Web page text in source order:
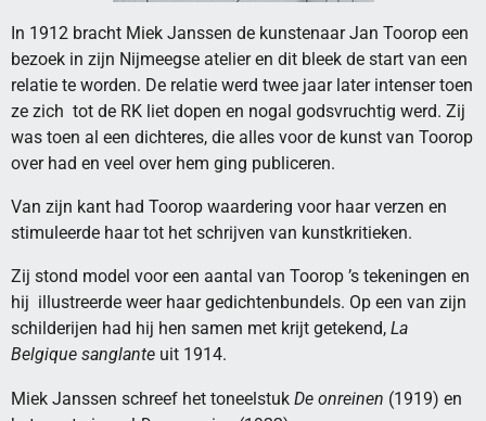
In 1912 bracht Miek Janssen de kunstenaar Jan Toorop een
bezoek in zijn Nijmeegse atelier en dit bleek de start van een
relatie te worden. De relatie werd twee jaar later intenser toen
ze zich tot de RK liet dopen en nogal godsvruchtig werd. Zij
was toen al een dichteres, die alles voor de kunst van Toorop
over had en veel over hem ging publiceren.
Van zijn kant had Toorop waardering voor haar verzen en
stimuleerde haar tot het schrijven van kunstkritieken.
Zij stond model voor een aantal van Toorop ’s tekeningen en
hij illustreerde weer haar gedichtenbundels. Op een van zijn
schilderijen had hij hen samen met krijt getekend, La
Belgique sanglante uit 1914.
Miek Janssen schreef het toneelstuk De onreinen (1919) en